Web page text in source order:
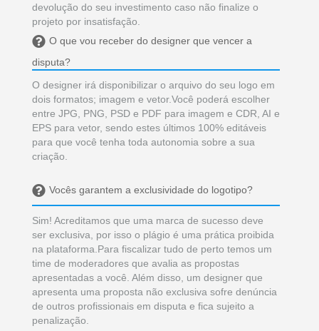
devolução do seu investimento caso não finalize o
projeto por insatisfação.
O que vou receber do designer que vencer a
disputa?
O designer irá disponibilizar o arquivo do seu logo em
dois formatos; imagem e vetor.Você poderá escolher
entre JPG, PNG, PSD e PDF para imagem e CDR, AI e
EPS para vetor, sendo estes últimos 100% editáveis
para que você tenha toda autonomia sobre a sua
criação.
Vocês garantem a exclusividade do logotipo?
Sim! Acreditamos que uma marca de sucesso deve
ser exclusiva, por isso o plágio é uma prática proibida
na plataforma.Para fiscalizar tudo de perto temos um
time de moderadores que avalia as propostas
apresentadas a você. Além disso, um designer que
apresenta uma proposta não exclusiva sofre denúncia
de outros profissionais em disputa e fica sujeito a
penalização.